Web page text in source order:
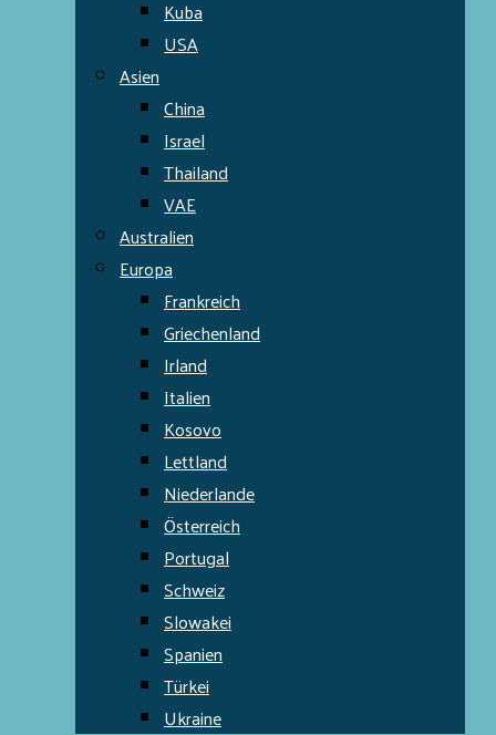
Kuba
USA
Asien
China
Israel
Thailand
VAE
Australien
Europa
Frankreich
Griechenland
Irland
Italien
Kosovo
Lettland
Niederlande
Österreich
Portugal
Schweiz
Slowakei
Spanien
Türkei
Ukraine